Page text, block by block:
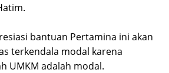
bantuan Pertamina ini akan
terkendala modal karena
UMKM adalah modal.